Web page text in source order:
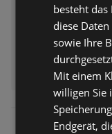
ERHÄLTLICH BEI:
Lidl
besteht das
diese
sowie Ihre
Mit einem
willigen Sie
Endgerät,